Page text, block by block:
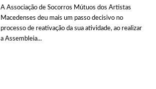
A Associação de Socorros Mútuos dos Artistas
Macedenses deu mais um passo decisivo no
processo de reativação da sua atividade, ao realizar
a Assembleia...